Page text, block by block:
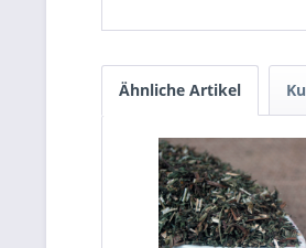
Ähnliche Artikel